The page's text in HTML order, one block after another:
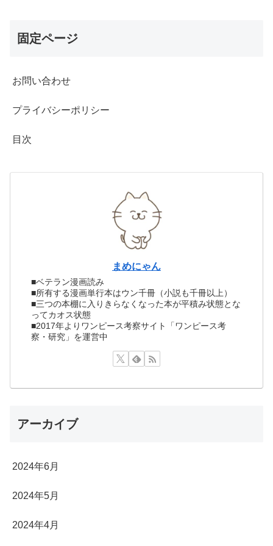
固定ページ
お問い合わせ
プライバシーポリシー
目次
まめにゃん
■ベテラン漫画読み
■所有する漫画単行本はウン千冊（小説も千冊以上）
■三つの本棚に入りきらなくなった本が平積み状態とな
ってカオス状態
■2017年よりワンピース考察サイト「ワンピース考
察・研究」を運営中
アーカイブ
2024年6月
2024年5月
2024年4月